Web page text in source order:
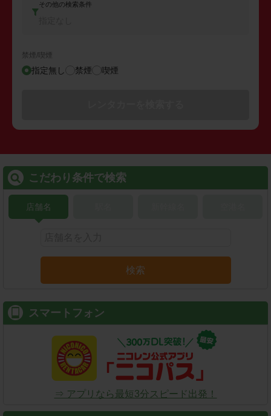
その他の検索条件
禁煙/喫煙
指定無し 禁煙 喫煙
こだわり条件で検索
店舗名
検索
スマートフォン
⇒ アプリなら最短3分スピード出発！